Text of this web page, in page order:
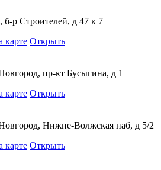
б-р Строителей, д 47 к 7
карте Открыть
пр-кт Бусыгина, д 1
карте Открыть
Нижне-Волжская наб, д 5/2
карте Открыть